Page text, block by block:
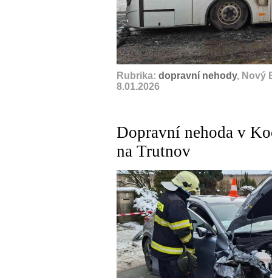
Rubrika: dopravní nehody, Nový
8.01.2026
Dopravní nehoda v
na Trutnov